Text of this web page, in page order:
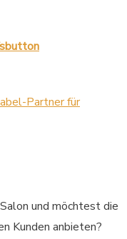
Partner für
und möchtest die
Kunden anbieten?